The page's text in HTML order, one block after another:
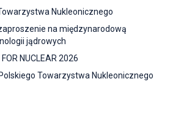
Nukleonicznego
na międzynarodową
jądrowych
FOR NUCLEAR 2026
Towarzystwa Nukleonicznego